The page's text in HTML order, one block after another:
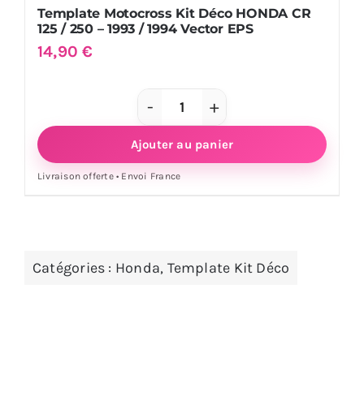
Template Motocross Kit Déco HONDA CR
125 / 250 – 1993 / 1994 Vector EPS
14,90€
quantité
de
Template
CR
Ajouter au panier
Livraison offerte • Envoi France
Catégories : Honda, Template Kit Déco